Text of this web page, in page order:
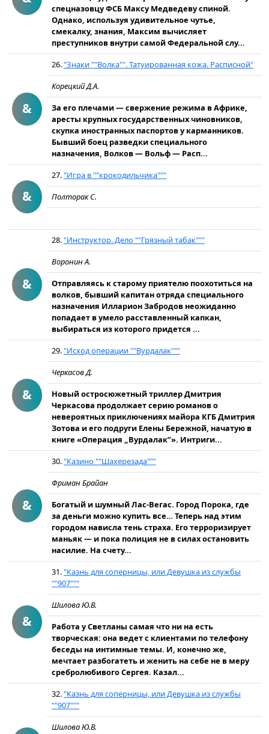
спецна­зовцу ФСБ Максу Медведеву спиной.
Однако, используя удивительное чутье,
смекалку, знания, Максим вычисляет
преступников внутри самой Федеральной слу...
&
26."Знаки ""Волка"". Татуированная кожа. Расписной"
Корецкий Д.А.
За его плечами — свержение режима в Африке,
аресты крупных государственных чиновников,
скупка иностранных паспортов у кар­манников.
Бывший боец разведки специального
назначения, Вол­ков — Вольф — Расп...
&
27."Игра в ""крокодильчика"""
Полторак С.
&
28."Инструктор. Дело ""Грязный табак"""
Воронин А.
Отправляясь к старому приятелю поохотиться на
волков, бывший капитан отряда специального
назначения Илларион Забродов неожиданно
попадает в умело расставленный капкан,
выбираться из которого придется ...
&
29."Исход операции ""Вурдалак"""
Черкасов Д.
Новый остросюжетный триллер Дмитрия
Черкасова продолжает серию романов о
невероятных приключениях майора КГБ Дмитрия
Зотова и его подруги Елены Бережной, начатую в
книге «Операция „Вурдалак”». Интриги...
&
30."Казино ""Шахерезада"""
Фриман Брайан
Богатый и шумный Лас-Вегас. Город Порока, где
за деньги можно купить все… Теперь над этим
городом нависла тень страха. Его терроризирует
маньяк — и пока полиция не в силах остановить
насилие. На счету...
&
31."Казнь для соперницы, или Девушка из службы
""907"""
Шилова Ю.В.
Работа у Светланы самая что ни на есть
творческая: она ведет с клиентами по телефону
беседы на интимные темы. И, конечно же,
мечтает разбогатеть и женить на себе не в меру
сребролюбивого Сергея. Казал...
32."Казнь для соперницы, или Девушка из службы
""907"""
Шилова Ю.В.